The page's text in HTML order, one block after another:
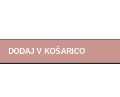
DODAJ V KOŠARICO